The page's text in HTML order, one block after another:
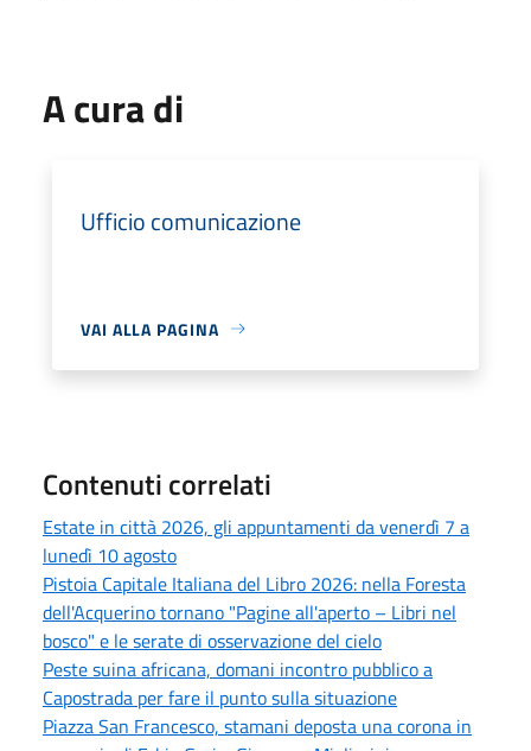
A cura di
Ufficio comunicazione
VAI ALLA PAGINA
Contenuti correlati
Estate in città 2026, gli appuntamenti da venerdì 7 a
lunedì 10 agosto
Pistoia Capitale Italiana del Libro 2026: nella Foresta
dell'Acquerino tornano "Pagine all'aperto – Libri nel
bosco" e le serate di osservazione del cielo
Peste suina africana, domani incontro pubblico a
Capostrada per fare il punto sulla situazione
Piazza San Francesco, stamani deposta una corona in